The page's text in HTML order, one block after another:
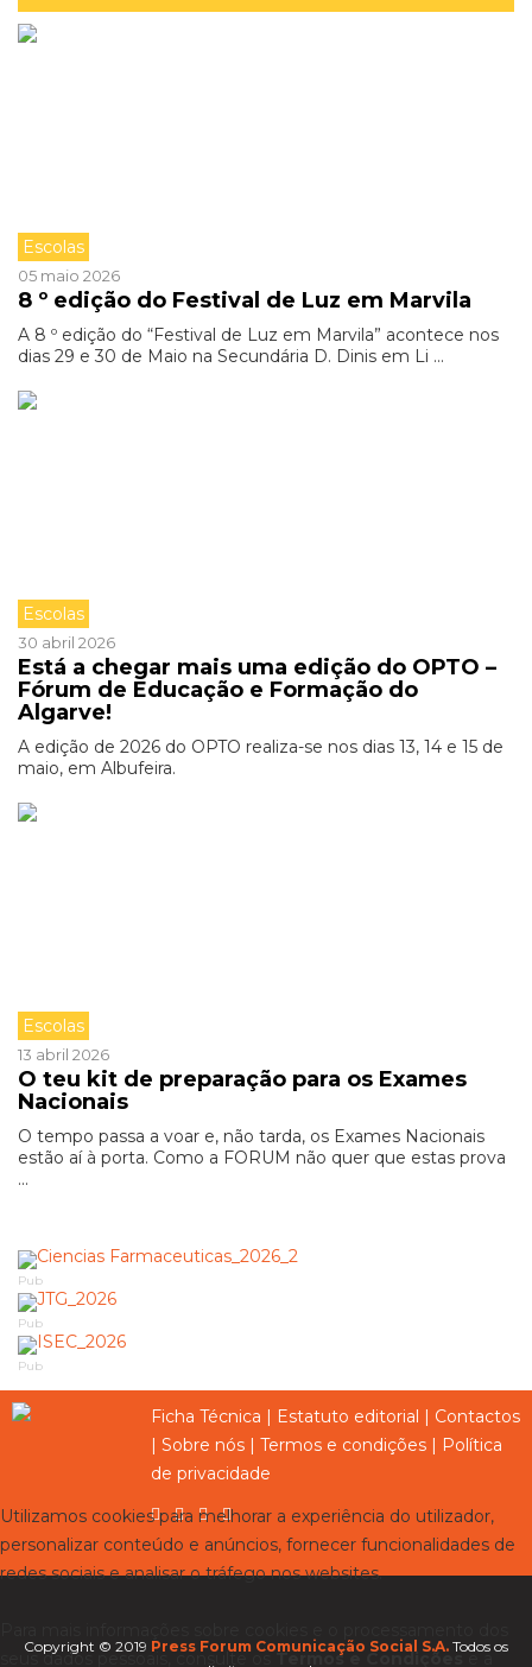
Escolas
05 maio 2026
8 º edição do Festival de Luz em Marvila
A 8 º edição do “Festival de Luz em Marvila” acontece nos
dias 29 e 30 de Maio na Secundária D. Dinis em Li ...
Escolas
30 abril 2026
Está a chegar mais uma edição do OPTO –
Fórum de Educação e Formação do
Algarve!
A edição de 2026 do OPTO realiza-se nos dias 13, 14 e 15 de
maio, em Albufeira.
Escolas
13 abril 2026
O teu kit de preparação para os Exames
Nacionais
O tempo passa a voar e, não tarda, os Exames Nacionais
estão aí à porta. Como a FORUM não quer que estas prova
...
Pub
Pub
Pub
Ficha Técnica | Estatuto editorial | Contactos
| Sobre nós | Termos e condições | Política
de privacidade
Copyright © 2019 Press Forum Comunicação Social S.A. Todos os
Utilizamos cookies para melhorar a experiência do utilizador,
personalizar conteúdo e anúncios, fornecer funcionalidades de
redes sociais e analisar o tráfego nos websites.
seus dados pessoais, consulte osTermos e Condiçõese a